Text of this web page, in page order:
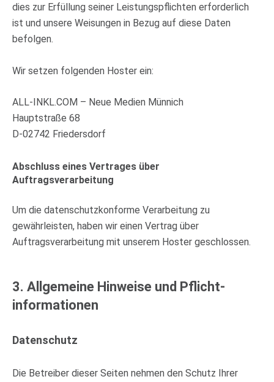
dies zur Erfüllung seiner Leistungspflichten erforderlich
ist und unsere Weisungen in Bezug auf diese Daten
befolgen.
Wir setzen folgenden Hoster ein:
ALL-INKL.COM – Neue Medien Münnich
Hauptstraße 68
D-02742 Friedersdorf
Abschluss eines Vertrages über
Auftragsverarbeitung
Um die datenschutzkonforme Verarbeitung zu
gewährleisten, haben wir einen Vertrag über
Auftragsverarbeitung mit unserem Hoster geschlossen.
3. Allgemeine Hinweise und Pflicht­
informationen
Datenschutz
Die Betreiber dieser Seiten nehmen den Schutz Ihrer